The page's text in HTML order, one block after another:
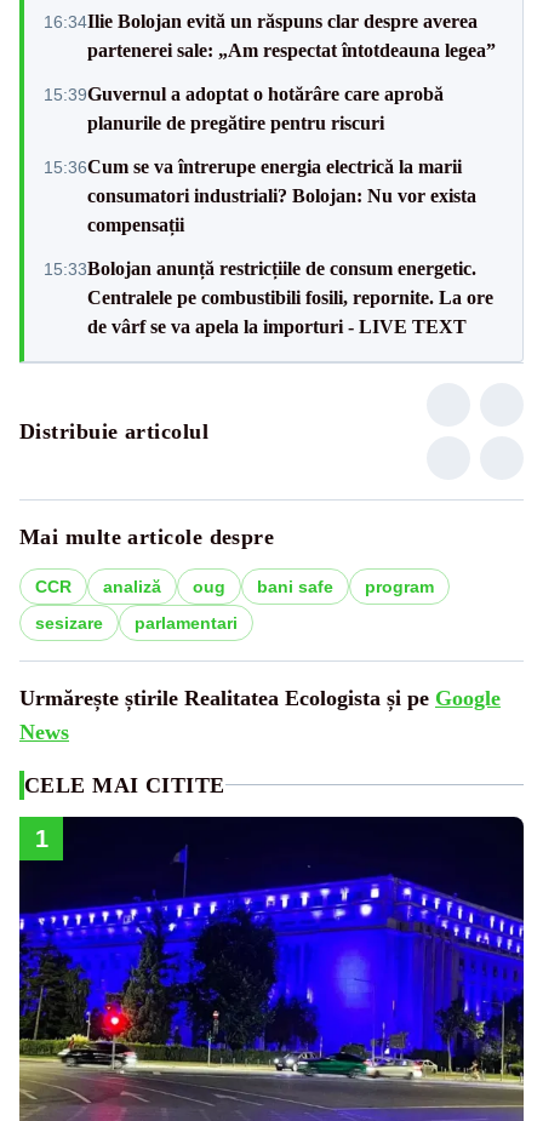
16:34Ilie Bolojan evită un răspuns clar despre averea
partenerei sale: „Am respectat întotdeauna legea”
15:39Guvernul a adoptat o hotărâre care aprobă
planurile de pregătire pentru riscuri
15:36Cum se va întrerupe energia electrică la marii
consumatori industriali? Bolojan: Nu vor exista
compensații
15:33Bolojan anunță restricțiile de consum energetic.
Centralele pe combustibili fosili, repornite. La ore
de vârf se va apela la importuri - LIVE TEXT
Distribuie articolul
Mai multe articole despre
CCR analiză oug bani safe
program
sesizare
parlamentari
Urmărește știrile Realitatea Ecologista și pe Google
News
CELE MAI CITITE
1